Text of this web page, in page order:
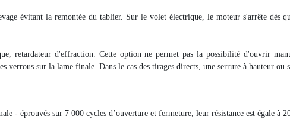
évitant la remontée du tablier. Sur le volet électrique, le moteur s'arrête dès
retardateur d'effraction. Cette option ne permet pas la possibilité d'ouvrir
verrous sur la lame finale. Dans le cas des tirages directs, une serrure à hauteur ou
- éprouvés sur 7 000 cycles d’ouverture et fermeture, leur résistance est égale à